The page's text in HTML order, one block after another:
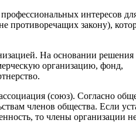
интересов
противоречащих закону),
На основании решения
организацию, фонд,
(союз). Согласно
членов общества. Если
то члены организации